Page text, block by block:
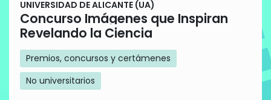
UNIVERSIDAD DE ALICANTE (UA)
Concurso Imágenes que Inspiran
Revelando la Ciencia
Premios, concursos y certámenes
No universitarios